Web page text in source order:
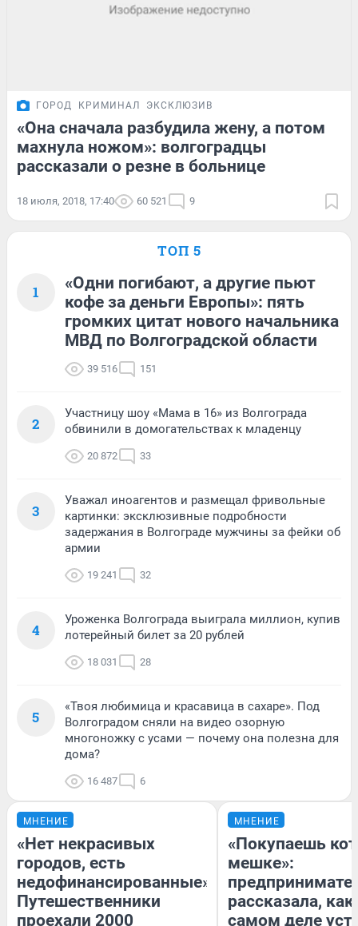
ГОРОД КРИМИНАЛ ЭКСКЛЮЗИВ
«Она сначала разбудила жену, а потом
махнула ножом»: волгоградцы
рассказали о резне в больнице
18 июля, 2018, 17:40 60 521 9
ТОП 5
1
«Одни погибают, а другие пьют
кофе за деньги Европы»: пять
громких цитат нового начальника
МВД по Волгоградской области
39 516 151
2
Участницу шоу «Мама в 16» из Волгограда
обвинили в домогательствах к младенцу
20 872 33
3
Уважал иноагентов и размещал фривольные
картинки: эксклюзивные подробности
задержания в Волгограде мужчины за фейки об
армии
19 241 32
4
Уроженка Волгограда выиграла миллион, купив
лотерейный билет за 20 рублей
18 031 28
5
«Твоя любимица и красавица в сахаре». Под
Волгоградом сняли на видео озорную
многоножку с усами — почему она полезна для
дома?
16 487 6
МНЕНИЕ
«Нет некрасивых
городов, есть
недофинансированные».
Путешественники
проехали 2000
МНЕНИЕ
«Покупаешь
мешке»:
рассказала, как
самом деле